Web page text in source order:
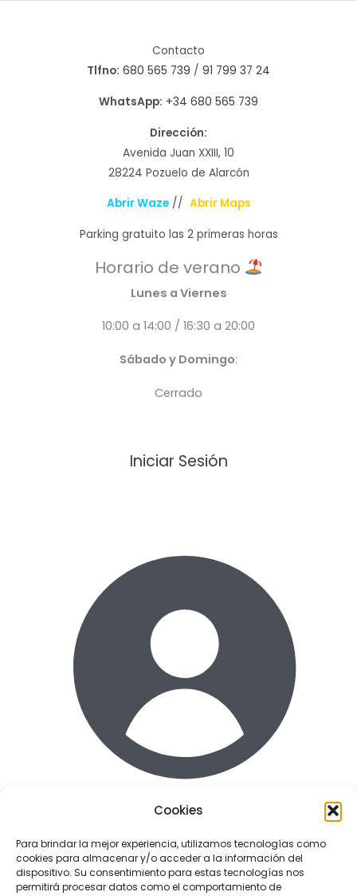
Cookies
Para brindar la mejor experiencia, utilizamos tecnologías como
cookies para almacenar y/o acceder a la información del
dispositivo. Su consentimiento para estas tecnologías nos
permitirá procesar datos como el comportamiento de
Contacto
Tlfno: 680 565 739 / 91 799 37 24
WhatsApp: +34 680 565 739
Dirección:
Avenida Juan XXIII, 10
28224 Pozuelo de Alarcón
Abrir Waze// Abrir Maps
Parking gratuito las 2 primeras horas
Horario de verano
Lunes a Viernes
10:00 a 14:00 / 16:30 a 20:00
Sábado y Domingo:
Cerrado
Iniciar Sesión
Enlaces de interes
Terminos y condiciones uso